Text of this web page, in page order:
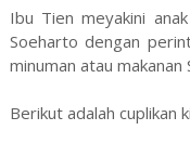
Ibu Tien meyakini
Soeharto dengan
minuman atau makanan
Berikut adalah cuplikan